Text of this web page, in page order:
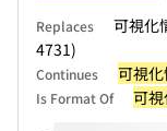
Replaces 可視化
4731)
Continues 可視
Is Format Of 可